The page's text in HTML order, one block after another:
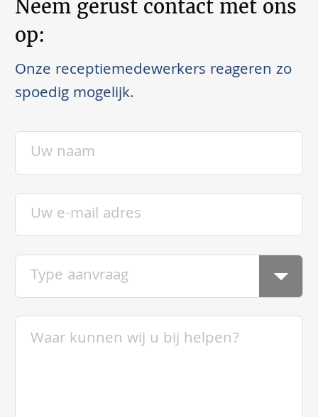
Neem gerust contact met ons
op:
Onze receptiemedewerkers reageren zo
spoedig mogelijk.